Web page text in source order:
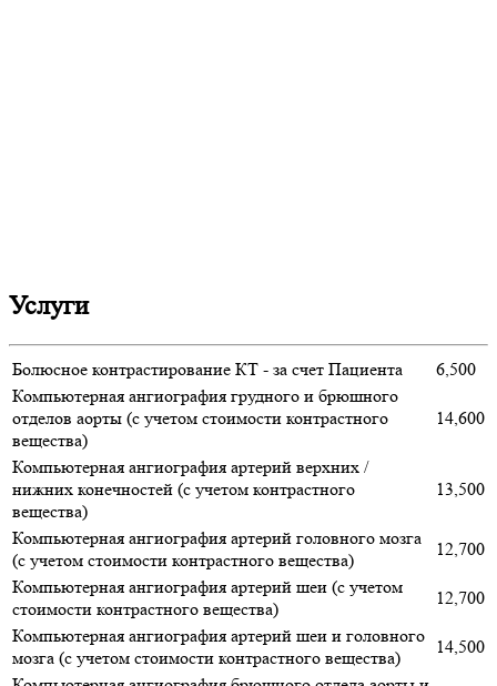
Услуги
Болюсное контрастирование КТ - за счет Пациента
6,500
Компьютерная ангиография грудного и брюшного
отделов аорты (с учетом стоимости контрастного
вещества)
14,600
Компьютерная ангиография артерий верхних /
нижних конечностей (с учетом контрастного
вещества)
13,500
Компьютерная ангиография артерий головного мозга
(с учетом стоимости контрастного вещества)
12,700
Компьютерная ангиография артерий шеи (с учетом
стоимости контрастного вещества)
12,700
Компьютерная ангиография артерий шеи и головного
мозга (с учетом стоимости контрастного вещества)
14,500